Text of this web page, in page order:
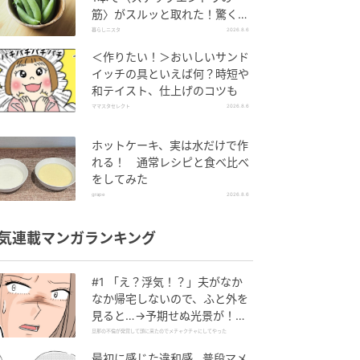
筋〉がスルッと取れた！驚くほ
ど気持ちいい裏ワザ
暮らしニスタ 2026.8.6
＜作りたい！＞おいしいサンド
イッチの具といえば何？時短や
和テイスト、仕上げのコツも
ママスタセレクト 2026.8.6
ホットケーキ、実は水だけで作
れる！ 通常レシピと食べ比べ
をしてみた
grape 2026.8.6
連載マンガランキング
#1 「え？浮気！？」夫がなか
なか帰宅しないので、ふと外を
見ると…→予期せぬ光景が！｜
旦那の不倫が発覚して頭に来た
旦那の不倫が発覚して頭に来たのでメチャクチャにしてやった